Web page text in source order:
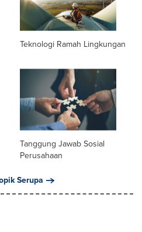
Teknologi Ramah Lingkungan
Tanggung Jawab Sosial
Perusahaan
Serupa